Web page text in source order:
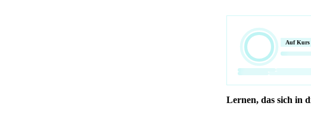
Auf Kurs
Lernen, das sich in